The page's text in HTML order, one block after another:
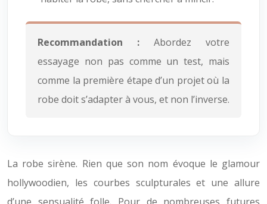
Recommandation : Abordez votre
essayage non pas comme un test, mais
comme la première étape d’un projet où la
robe doit s’adapter à vous, et non l’inverse.
La robe sirène. Rien que son nom évoque le glamour
hollywoodien, les courbes sculpturales et une allure